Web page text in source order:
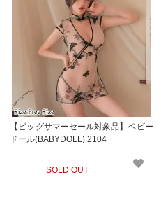
【ビッグサマーセール対象品】ベビー
ドール(BABYDOLL) 2104
SOLD OUT